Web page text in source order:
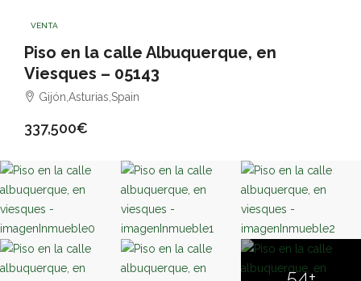
VENTA
Piso en la calle Albuquerque, en
Viesques – 05143
Gijón,Asturias,Spain
337,500€